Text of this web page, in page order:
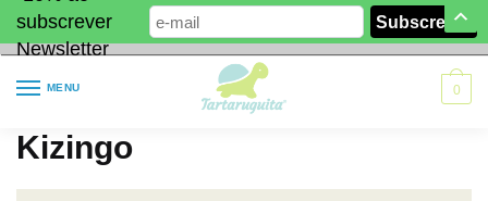
subscrever
Newsletter
MENU 0
Kizingo